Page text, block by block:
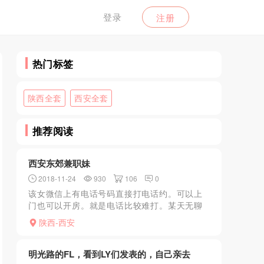
登录 注册
热门标签
陕西全套 西安全套
推荐阅读
西安东郊兼职妹
2018-11-24 930 106 0
该女微信上有电话号码直接打电话约。可以上
门也可以开房。就是电话比较难打。某天无聊
想啪啪泄火，手机上查找发微信不回于是打电
话过去。约好。我去开钟点房告知房号。20分
陕西-西安
明光路的FL，看到LY们发表的，自己亲去